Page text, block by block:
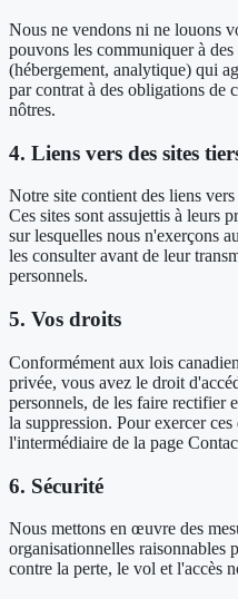
Nous ne vendons ni ne louons
pouvons les communiquer à
(hébergement, analytique) qui
par contrat à des obligations de
nôtres.
4. Liens vers des sites
Notre site contient des liens
Ces sites sont assujettis à leurs
sur lesquelles nous n'exerçons
les consulter avant de leur
personnels.
5. Vos droits
Conformément aux lois
privée, vous avez le droit
personnels, de les faire rectifier
la suppression. Pour exercer
l'intermédiaire de la page
6. Sécurité
Nous mettons en œuvre des
organisationnelles raisonnables
contre la perte, le vol et l'accès